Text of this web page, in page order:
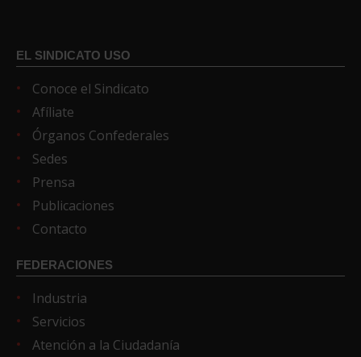
EL SINDICATO USO
Conoce el Sindicato
Afíliate
Órganos Confederales
Sedes
Prensa
Publicaciones
Contacto
FEDERACIONES
Industria
Servicios
Atención a la Ciudadanía